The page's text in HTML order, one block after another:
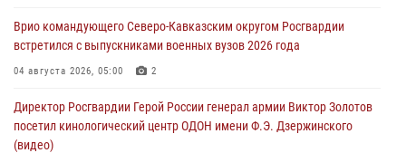
08 августа 2026, 06:15 9
День физкультурника в Уральском округе Росгвардии отметили
08 августа 2026, 06:03
Врио командующего Северо-Кавказским округом Росгвардии
встретился с выпускниками военных вузов 2026 года
04 августа 2026, 05:00 2
Директор Росгвардии Герой России генерал армии Виктор Золотов
посетил кинологический центр ОДОН имени Ф.Э. Дзержинского
(видео)